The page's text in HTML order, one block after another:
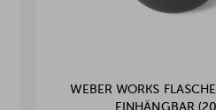
WEBER WORKS
EINHÄNGBAR